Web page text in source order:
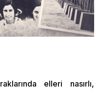
elleri nasırlı,